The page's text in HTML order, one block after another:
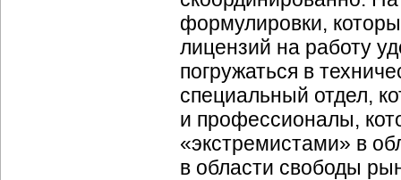
формулировки,
лицензий на работу
погружаться в
специальный отдел,
и профессионалы,
«экстремистами» в
в области свободы